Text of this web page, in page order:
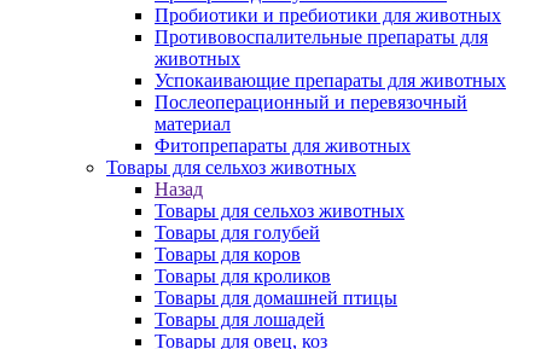
Пробиотики и пребиотики для животных
Противовоспалительные препараты для
животных
Успокаивающие препараты для животных
Послеоперационный и перевязочный
материал
Фитопрепараты для животных
Товары для сельхоз животных
Назад
Товары для сельхоз животных
Товары для голубей
Товары для коров
Товары для кроликов
Товары для домашней птицы
Товары для лошадей
Товары для овец, коз